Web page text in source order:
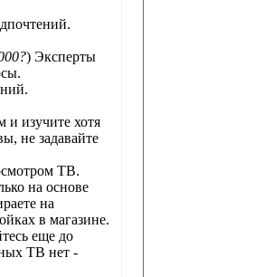
) Эксперты
и изучите хотя
не задавайте
ТВ.
на основе
на
в магазине.
еще до
ТВ нет -